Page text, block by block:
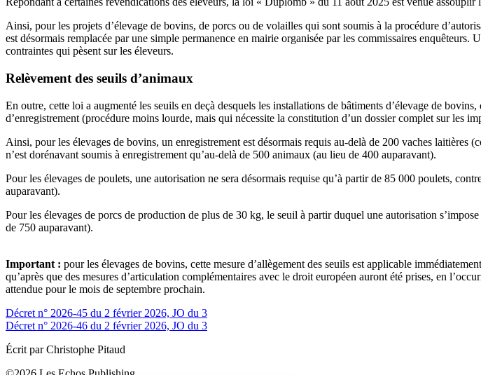
Ainsi, pour les projets d’élevage de bovins, de porcs ou de volailles qui sont soumis à la procédure
est désormais remplacée par une simple permanence en mairie organisée par les commissaires
contraintes qui pèsent sur les éleveurs.
Relèvement des seuils d’animaux
En outre, cette loi a augmenté les seuils en deçà desquels les installations de bâtiments d’élevage de
d’enregistrement (procédure moins lourde, mais qui nécessite la constitution d’un dossier complet sur les
Ainsi, pour les élevages de bovins, un enregistrement est désormais requis au-delà de 200 vaches laitières
n’est dorénavant soumis à enregistrement qu’au-delà de 500 animaux (au lieu de 400 auparavant).
Pour les élevages de poulets, une autorisation ne sera désormais requise qu’à partir de 85 000 poulets,
auparavant).
Pour les élevages de porcs de production de plus de 30 kg, le seuil à partir duquel une autorisation
de 750 auparavant).
Important : pour les élevages de bovins, cette mesure d’allègement des seuils est applicable
qu’après que des mesures d’articulation complémentaires avec le droit européen auront été prises, en
attendue pour le mois de septembre prochain.
Décret n° 2026-45 du 2 février 2026, JO du 3
Décret n° 2026-46 du 2 février 2026, JO du 3
Écrit par Christophe Pitaud